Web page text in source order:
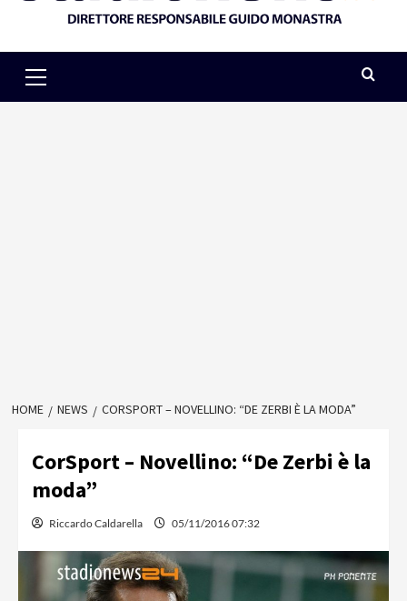
Menu
HOME NEWS CORSPORT – NOVELLINO: “DE ZERBI È LA MODA”
CorSport – Novellino: “De Zerbi è la
moda”
Riccardo Caldarella 05/11/2016 07:32